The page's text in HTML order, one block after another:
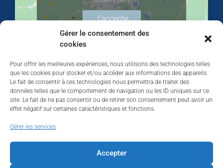
Gérer le consentement des
cookies
Pour offrir les meilleures expériences, nous utilisons des technologies telles
que les cookies pour stocker et/ou accéder aux informations des appareils.
Le fait de consentir à ces technologies nous permettra de traiter des
données telles que le comportement de navigation ou les ID uniques sur ce
site. Le fait de ne pas consentir ou de retirer son consentement peut avoir un
effet négatif sur certaines caractéristiques et fonctions.
Gérer les services
Accepter
J’accepte